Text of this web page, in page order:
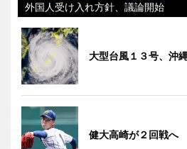
外国人受け入れ方針、議論開始
大型台風１３号、沖
健大高崎が２回戦へ